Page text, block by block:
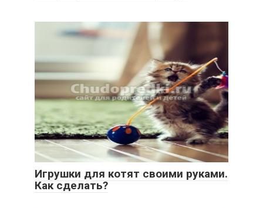
Игрушки для котят своими руками.
Как сделать?